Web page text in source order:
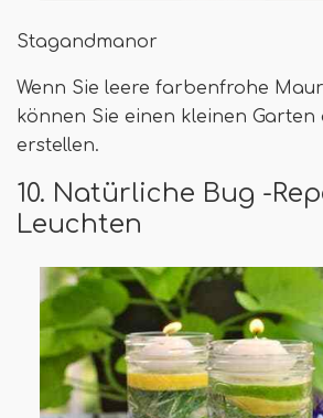
Stagandmanor
Wenn Sie leere farbenfrohe
können Sie einen kleinen Garten
erstellen.
10. Natürliche Bug -
Leuchten